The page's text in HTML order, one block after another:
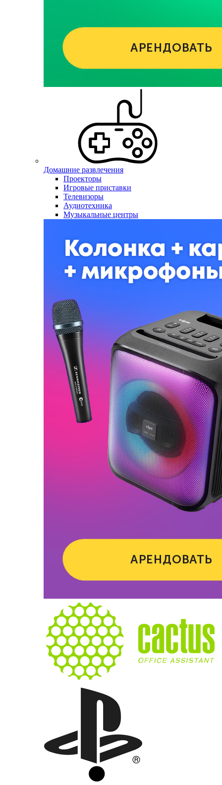
Домашние развлечения
Проекторы
Игровые приставки
Телевизоры
Аудиотехника
Музыкальные центры